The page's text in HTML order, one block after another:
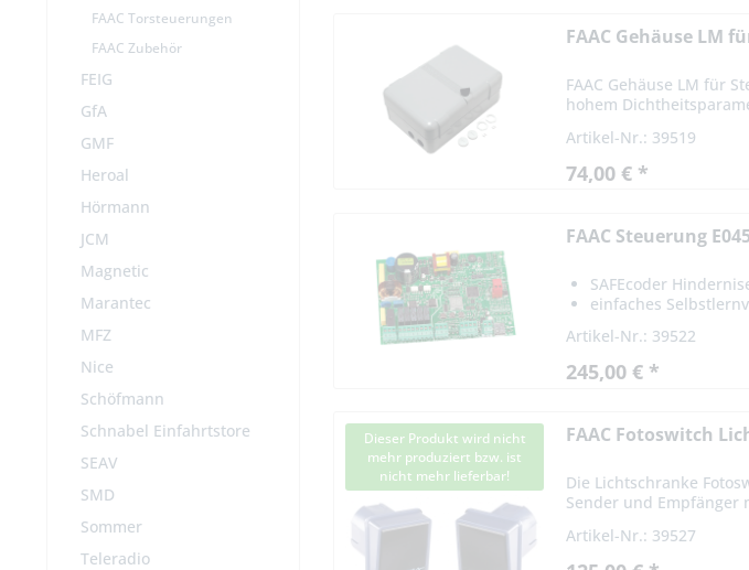
FAAC Torsteuerungen
FAAC Zubehör
FEIG
GfA
GMF
Heroal
Hörmann
JCM
Magnetic
Marantec
MFZ
Nice
Schöfmann
Schnabel Einfahrtstore
SEAV
SMD
Sommer
Teleradio
FAAC Gehäuse LM
FAAC Gehäuse LM für
hohem
Artikel-Nr.: 39519
74,00 € *
FAAC Steuerung
SAFEcoder
einfaches
Artikel-Nr.: 39522
245,00 € *
Dieser Produkt wird nicht
mehr produziert bzw. ist
nicht mehr lieferbar!
FAAC Fotoswitch
Die Lichtschranke
Sender und Empfänger
Artikel-Nr.: 39527